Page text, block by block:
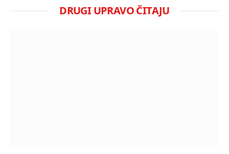
DRUGI UPRAVO ČITAJU